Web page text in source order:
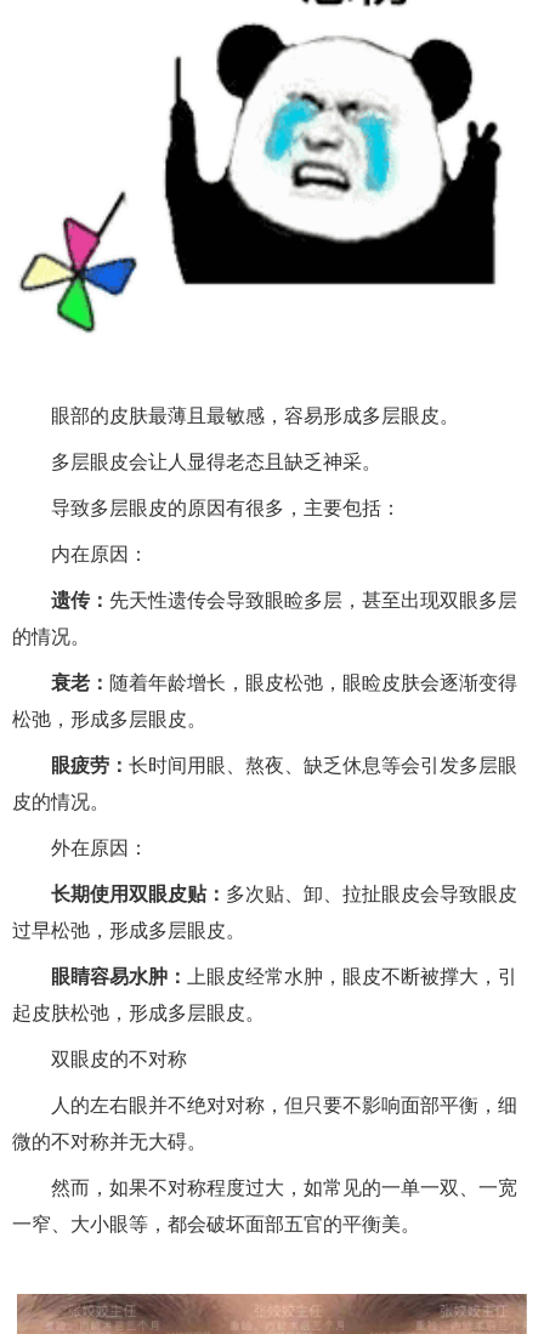
眼部的皮肤最薄且最敏感，容易形成多层眼皮。
多层眼皮会让人显得老态且缺乏神采。
导致多层眼皮的原因有很多，主要包括：
内在原因：
遗传： 先天性遗传会导致眼睑多层，甚至出现双眼多层
的情况。
衰老： 随着年龄增长，眼皮松弛，眼睑皮肤会逐渐变得
松弛，形成多层眼皮。
眼疲劳： 长时间用眼、熬夜、缺乏休息等会引发多层眼
皮的情况。
外在原因：
长期使用双眼皮贴： 多次贴、卸、拉扯眼皮会导致眼皮
过早松弛，形成多层眼皮。
眼睛容易水肿：
上眼皮经常水肿，眼皮不断被撑大，引
起皮肤松弛，形成多层眼皮。
双眼皮的不对称
人的左右眼并不绝对对称，但只要不影响面部平衡，细
微的不对称并无大碍。
然而，如果不对称程度过大，如常见的一单一双、一宽
一窄、大小眼等，都会破坏面部五官的平衡美。